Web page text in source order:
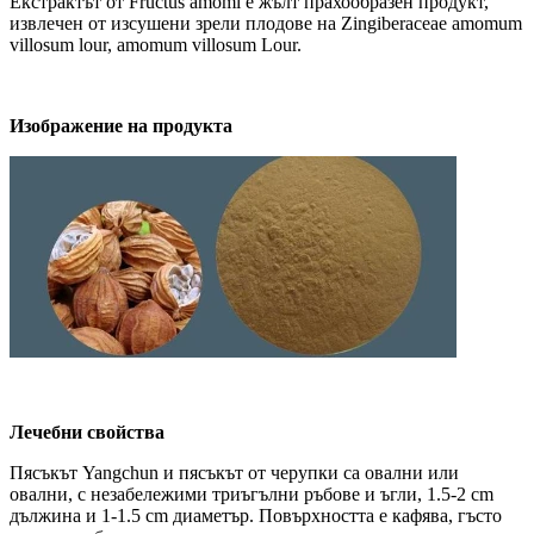
извлечен от изсушени зрели плодове на Zingiberaceae amomum
villosum lour, amomum villosum Lour.
Изображение на продукта
Лечебни свойства
Пясъкът Yangchun и пясъкът от черупки са овални или
овални, с незабележими триъгълни ръбове и ъгли, 1.5-2 cm
дължина и 1-1.5 cm диаметър. Повърхността е кафява, гъсто